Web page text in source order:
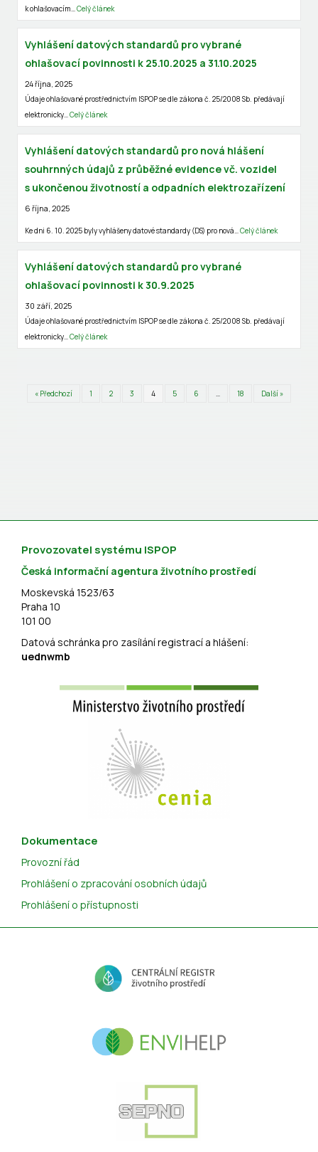
k ohlašovacím…Celý článek
Vyhlášení datových standardů pro vybrané
ohlašovací povinnosti k 25.10.2025 a 31.10.2025
24 října, 2025
Údaje ohlašované prostřednictvím ISPOP se dle zákona č. 25/2008 Sb. předávají
elektronicky…Celý článek
Vyhlášení datových standardů pro nová hlášení
souhrnných údajů z průběžné evidence vč. vozidel
s ukončenou životností a odpadních elektrozařízení
6 října, 2025
Ke dni 6. 10. 2025 byly vyhlášeny datové standardy (DS) pro nová…Celý článek
Vyhlášení datových standardů pro vybrané
ohlašovací povinnosti k 30.9.2025
30 září, 2025
Údaje ohlašované prostřednictvím ISPOP se dle zákona č. 25/2008 Sb. předávají
elektronicky…Celý článek
« Předchozí 1 2 3 4 5 6 … 18 Další »
Provozovatel systému ISPOP
Česká informační agentura životního prostředí
Moskevská 1523/63
Praha 10
101 00
Datová schránka pro zasílání registrací a hlášení:
uednwmb
Dokumentace
Provozní řád
Prohlášení o zpracování osobních údajů
Prohlášení o přístupnosti